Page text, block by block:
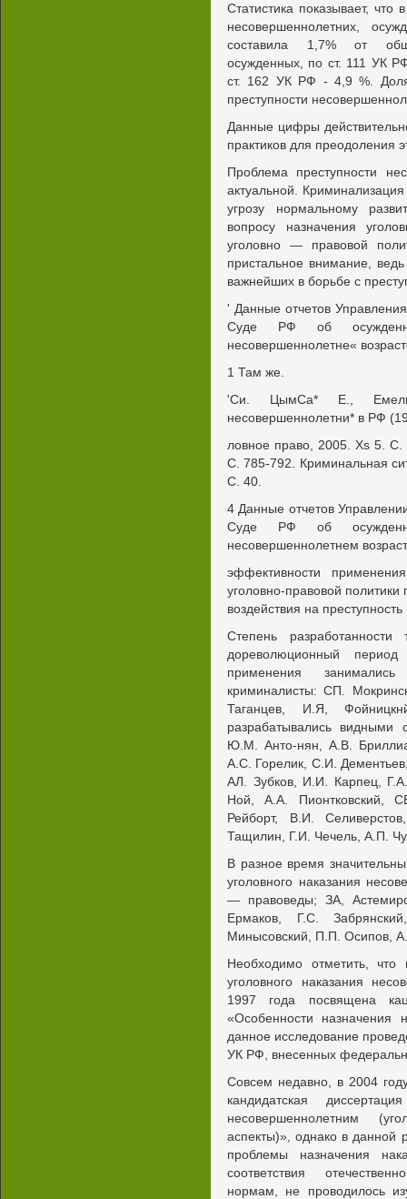
Статистика показывает,
несовершеннолетних,
составила 1,7% от
осужденных, по ст. 111 УК
ст. 162 УК РФ - 4,9 %. Доля
преступности
Данные цифры
практиков для преодоления
Проблема преступности
актуальной.
угрозу нормальному
вопросу назначения
уголовно — правовой
пристальное внимание,
важнейших в борьбе с
' Данные отчетов
Суде РФ об
несовершеннолетне«
1 Там же.
'Си. ЦымСа* Е.,
несовершеннолетни* в РФ
ловное право, 2005. Xs 5.
С. 785-792. Криминальная
С. 40.
4 Данные отчетов
Суде РФ об
несовершеннолетнем
эффективности
уголовно-правовой политики
воздействия на
Степень
дореволюционный
применения
криминалисты: СП.
Таганцев, И.Я,
разрабатывались видными
Ю.М. Анто-нян, A.B.
A.C. Горелик, С.И.
АЛ. Зубков, И.И. Карпец,
Ной, A.A. Пионтковский,
Рейборт, В.И.
Тащилин, Г.И. Чечель, А.П.
В разное время
уголовного наказания
— правоведы; ЗА,
Ермаков, Г.С.
Минысовский, П.П. Осипов,
Необходимо отметить, что
уголовного наказания
1997 года посвящена
«Особенности назначения
данное исследование
УК РФ, внесенных
Совсем недавно, в 2004
кандидатская
несовершеннолетним
аспекты)», однако в данной
проблемы назначения
соответствия
нормам, не проводилось